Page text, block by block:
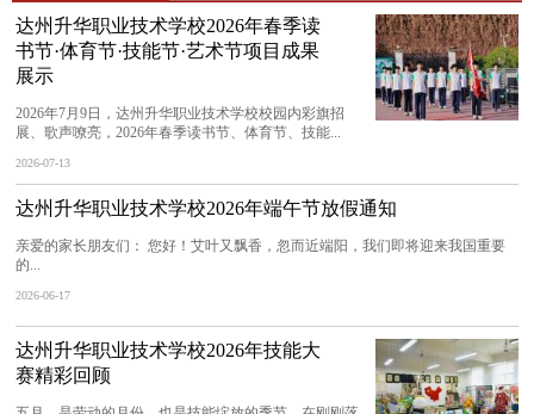
达州升华职业技术学校2026年春季读
书节·体育节·技能节·艺术节项目成果
展示
2026年7月9日，达州升华职业技术学校校园内彩旗招
展、歌声嘹亮，2026年春季读书节、体育节、技能...
2026-07-13
达州升华职业技术学校2026年端午节放假通知
亲爱的家长朋友们： 您好！艾叶又飘香，忽而近端阳，我们即将迎来我国重要
的...
2026-06-17
达州升华职业技术学校2026年技能大
赛精彩回顾